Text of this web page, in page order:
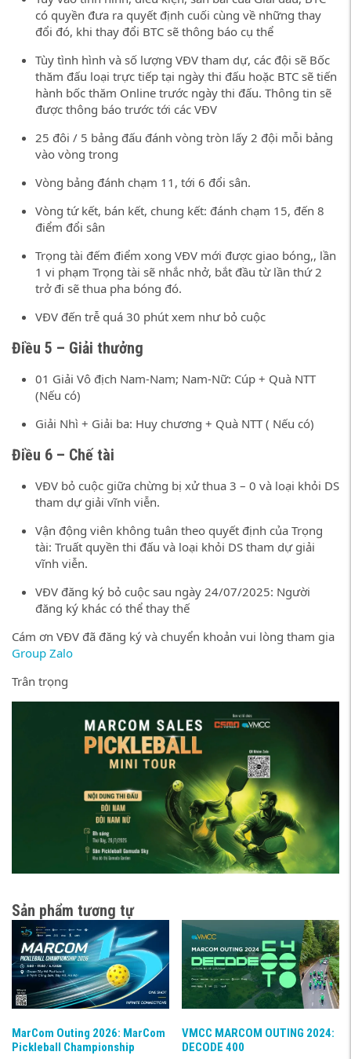
có quyền đưa ra quyết định cuối cùng về những thay
đổi đó, khi thay đổi BTC sẽ thông báo cụ thể
Tùy tình hình và số lượng VĐV tham dự, các đội sẽ Bốc
thăm đấu loại trực tiếp tại ngày thi đấu hoặc BTC sẽ tiến
hành bốc thăm Online trước ngày thi đấu. Thông tin sẽ
được thông báo trước tới các VĐV
25 đôi / 5 bảng đấu đánh vòng tròn lấy 2 đội mỗi bảng
vào vòng trong
Vòng bảng đánh chạm 11, tới 6 đổi sân.
Vòng tứ kết, bán kết, chung kết: đánh chạm 15, đến 8
điểm đổi sân
Trọng tài đếm điểm xong VĐV mới được giao bóng,, lần
1 vi phạm Trọng tài sẽ nhắc nhở, bắt đầu từ lần thứ 2
trở đi sẽ thua pha bóng đó.
VĐV đến trễ quá 30 phút xem như bỏ cuộc
Điều 5 – Giải thưởng
01 Giải Vô địch Nam-Nam; Nam-Nữ: Cúp + Quà NTT
(Nếu có)
Giải Nhì + Giải ba: Huy chương + Quà NTT ( Nếu có)
Điều 6 – Chế tài
VĐV bỏ cuộc giữa chừng bị xử thua 3 – 0 và loại khỏi DS
tham dự giải vĩnh viễn.
Vận động viên không tuân theo quyết định của Trọng
tài: Truất quyền thi đấu và loại khỏi DS tham dự giải
vĩnh viễn.
VĐV đăng ký bỏ cuộc sau ngày 24/07/2025: Người
đăng ký khác có thể thay thế
Cám ơn VĐV đã đăng ký và chuyển khoản vui lòng tham gia
Group Zalo
Trân trọng
Sản phẩm tương tự
MarCom Outing 2026: MarCom
Pickleball Championship
VMCC MARCOM OUTING 2024:
DECODE 400